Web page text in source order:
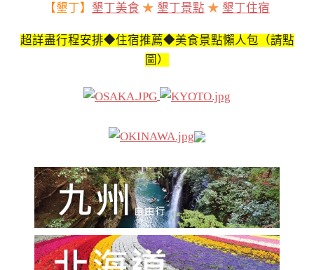
【墾丁】 墾丁美食 ★ 墾丁景點 ★ 墾丁住宿
超詳盡行程安排◆住宿推薦◆美食景點懶人包（請點
圖）